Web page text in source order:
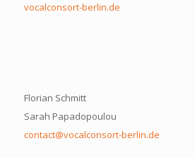
vocalconsort-berlin.de
Florian Schmitt
Sarah Papadopoulou
contact@vocalconsort-berlin.de